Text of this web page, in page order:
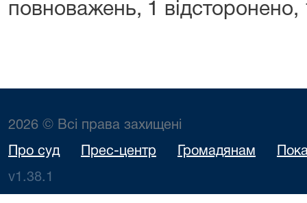
повноважень, 1 відсторонено,
2026 © Всі права захищені
Про суд Прес-центр Громадянам
v1.38.1